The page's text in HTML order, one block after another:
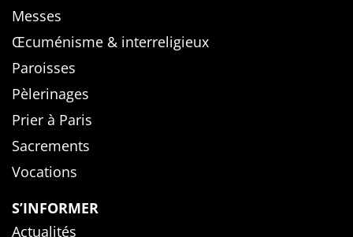
Messes
Œcuménisme & interreligieux
Paroisses
Pèlerinages
Prier à Paris
Sacrements
Vocations
S’INFORMER
Actualités